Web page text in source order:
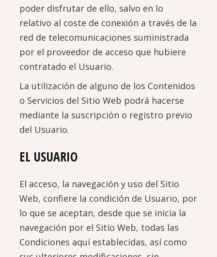
poder disfrutar de ello, salvo en lo
relativo al coste de conexión a través de la
red de telecomunicaciones suministrada
por el proveedor de acceso que hubiere
contratado el Usuario.
La utilización de alguno de los Contenidos
o Servicios del Sitio Web podrá hacerse
mediante la suscripción o registro previo
del Usuario.
EL USUARIO
El acceso, la navegación y uso del Sitio
Web, confiere la condición de Usuario, por
lo que se aceptan, desde que se inicia la
navegación por el Sitio Web, todas las
Condiciones aquí establecidas, así como